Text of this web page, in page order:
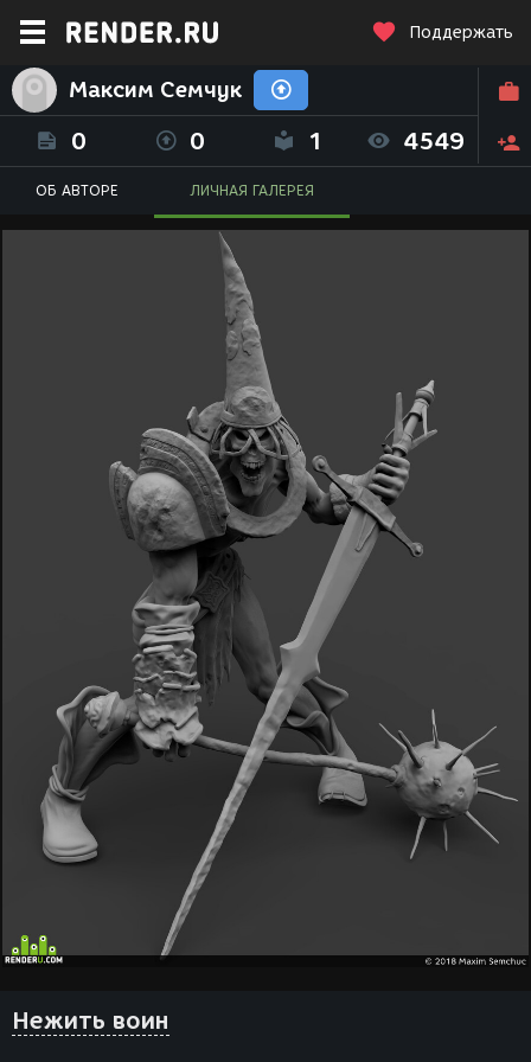
Поддержать
Максим Семчук
0 0 1 4549
ОБ АВТОРЕ ЛИЧНАЯ ГАЛЕРЕЯ
Нежить воин